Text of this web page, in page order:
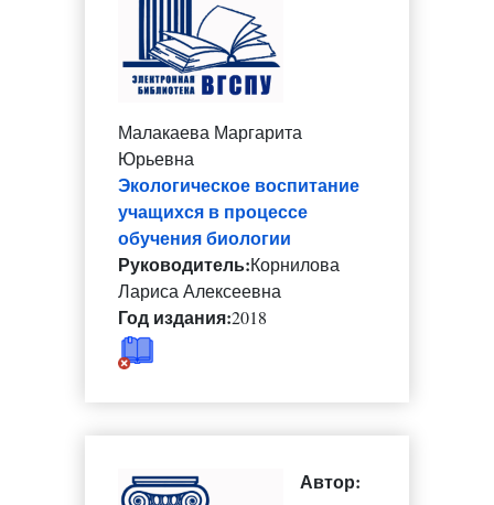
Малакаева Маргарита
Юрьевна
Экологическое воспитание
учащихся в процессе
обучения биологии
Руководитель:Корнилова
Лариса Алексеевна
Год издания:2018
Автор: